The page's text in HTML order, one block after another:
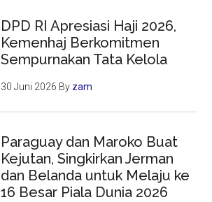
DPD RI Apresiasi Haji 2026,
Kemenhaj Berkomitmen
Sempurnakan Tata Kelola
30 Juni 2026 By zam
Paraguay dan Maroko Buat
Kejutan, Singkirkan Jerman
dan Belanda untuk Melaju ke
16 Besar Piala Dunia 2026